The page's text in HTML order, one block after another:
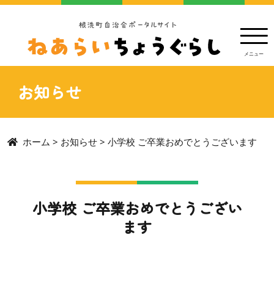
お知らせ
ホーム > お知らせ > 小学校 ご卒業おめでとうございます
小学校 ご卒業おめでとうござい
ます